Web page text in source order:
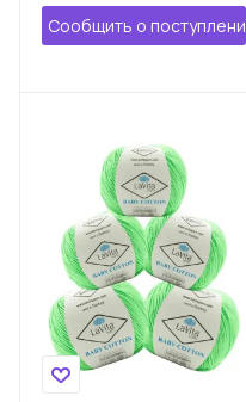
Сообщить о поступлении